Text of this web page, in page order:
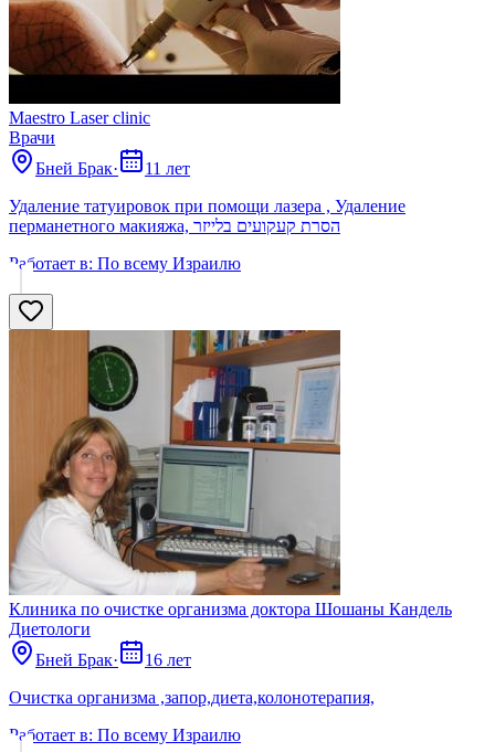
Maestro Laser clinic
Врачи
Бней Брак·
11 лет
Удаление татуировок при помощи лазера , Удаление
перманетного макияжа, הסרת קעקועים בלייזר
Работает в: По всему Израилю
Клиника по очистке организма доктора Шошаны Кандель
Диетологи
Бней Брак·
16 лет
Очистка организма ,запор,диета,колонотерапия,
Работает в: По всему Израилю